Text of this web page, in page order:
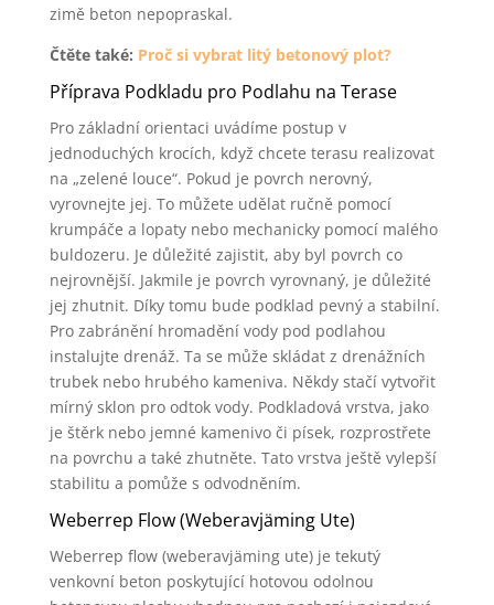
zimě beton nepopraskal.
Čtěte také: Proč si vybrat litý betonový plot?
Příprava Podkladu pro Podlahu na Terase
Pro základní orientaci uvádíme postup v
jednoduchých krocích, když chcete terasu realizovat
na „zelené louce“. Pokud je povrch nerovný,
vyrovnejte jej. To můžete udělat ručně pomocí
krumpáče a lopaty nebo mechanicky pomocí malého
buldozeru. Je důležité zajistit, aby byl povrch co
nejrovnější. Jakmile je povrch vyrovnaný, je důležité
jej zhutnit. Díky tomu bude podklad pevný a stabilní.
Pro zabránění hromadění vody pod podlahou
instalujte drenáž. Ta se může skládat z drenážních
trubek nebo hrubého kameniva. Někdy stačí vytvořit
mírný sklon pro odtok vody. Podkladová vrstva, jako
je štěrk nebo jemné kamenivo či písek, rozprostřete
na povrchu a také zhutněte. Tato vrstva ještě vylepší
stabilitu a pomůže s odvodněním.
Weberrep Flow (Weberavjäming Ute)
Weberrep flow (weberavjäming ute) je tekutý
venkovní beton poskytující hotovou odolnou